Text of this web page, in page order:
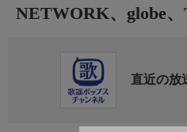
NETWORK、globe
直近の放